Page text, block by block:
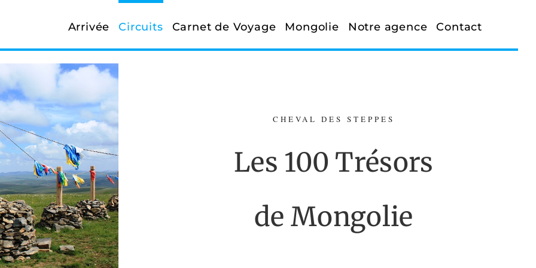
Arrivée Circuits Carnet de Voyage Mongolie Notre agence Contact
CHEVAL DES STEPPES
Les 100 Trésors
de Mongolie